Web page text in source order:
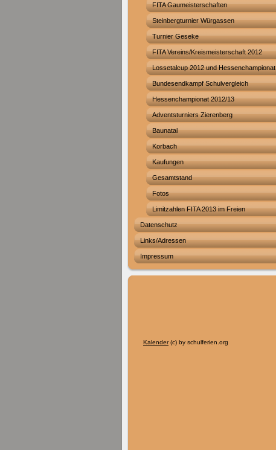
FITA Gaumeisterschaften
Steinbergturnier Würgassen
Turnier Geseke
FITA Vereins/Kreismeisterschaft 2012
Lossetalcup 2012 und Hessenchampionat
Bundesendkampf Schulvergleich
Hessenchampionat 2012/13
Adventsturniers Zierenberg
Baunatal
Korbach
Kaufungen
Gesamtstand
Fotos
Limitzahlen FITA 2013 im Freien
Datenschutz
Links/Adressen
Impressum
Kalender(c) by schulferien.org